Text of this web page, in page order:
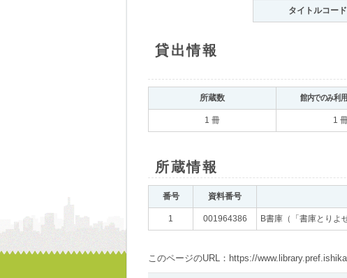
タイトルコード
貸出情報
所蔵数 館内でのみ利
1 冊 1
所蔵情報
番号 資料番号
1 001964386 B書庫（「書庫とりよ
このページのURL：https://